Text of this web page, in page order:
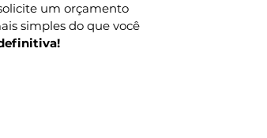
um orçamento
simples do que você